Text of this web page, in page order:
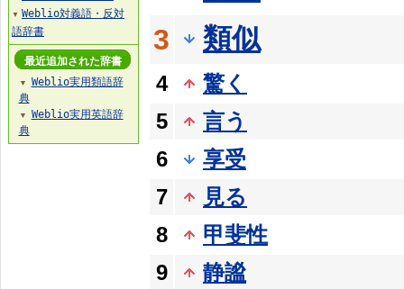
3
類似
4
驚く
5
言う
6
享受
7
見る
8
甲斐性
9
静謐
▼ Weblio対義語・反対
語辞書
最近追加された辞書
▼
Weblio実用類語辞
典
▼
Weblio実用英語辞
典